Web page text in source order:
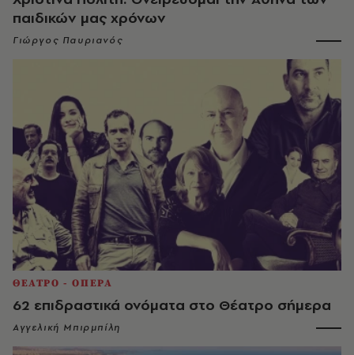
παιδικών μας χρόνων
Γιώργος Παυριανός
ΘΕΑΤΡΟ - ΟΠΕΡΑ
62 επιδραστικά ονόματα στο Θέατρο σήμερα
Αγγελική Μπιρμπίλη